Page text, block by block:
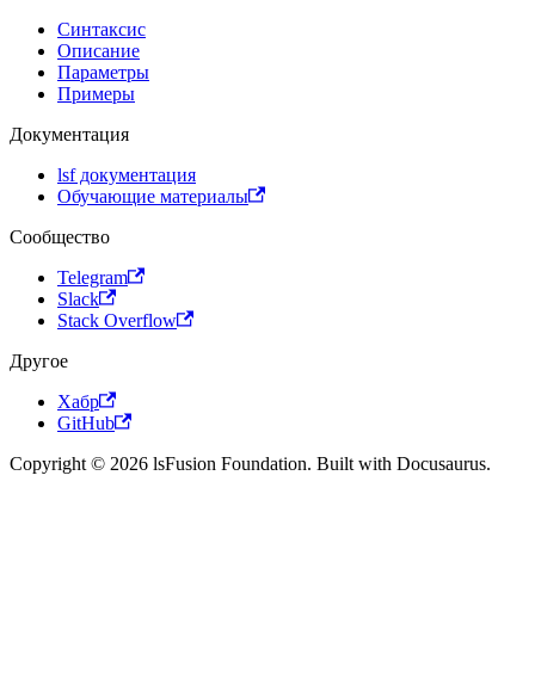
Синтаксис
Описание
Параметры
Примеры
Документация
lsf документация
Обучающие материалы
Сообщество
Telegram
Slack
Stack Overflow
Другое
Хабр
GitHub
Copyright © 2026 lsFusion Foundation. Built with Docusaurus.